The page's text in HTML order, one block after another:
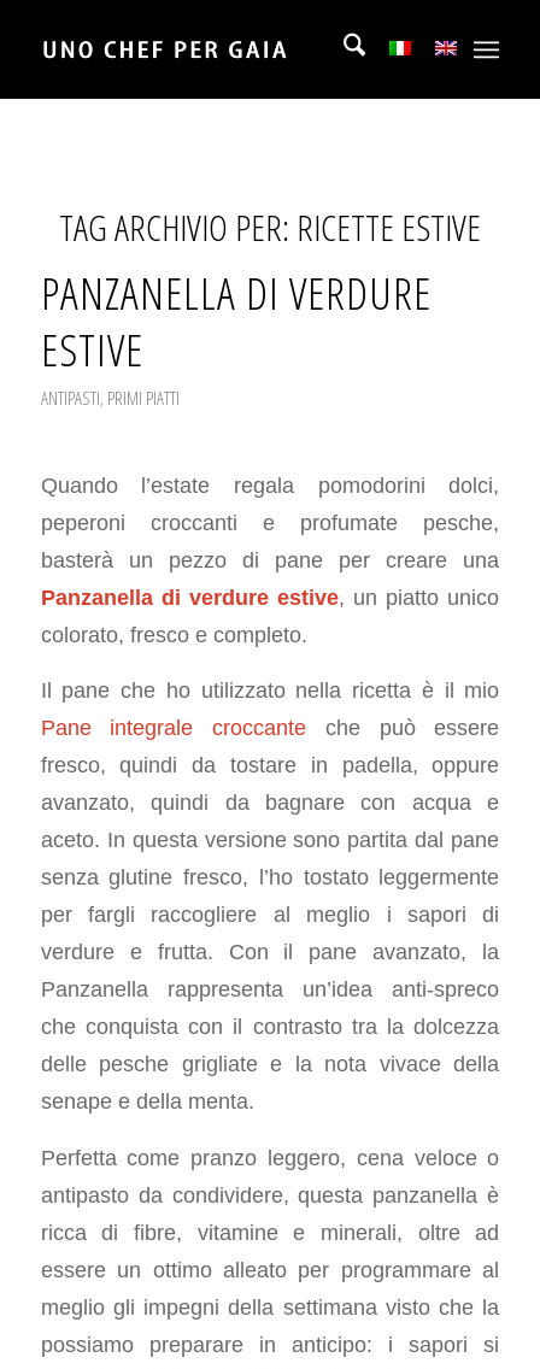
TAG ARCHIVIO PER: RICETTE ESTIVE
PANZANELLA DI VERDURE
ESTIVE
ANTIPASTI, PRIMI PIATTI
Quando l’estate regala pomodorini dolci,
peperoni croccanti e profumate pesche,
basterà un pezzo di pane per creare una
Panzanella di verdure estive, un piatto unico
colorato, fresco e completo.
Il pane che ho utilizzato nella ricetta è il mio
Pane integrale croccante che può essere
fresco, quindi da tostare in padella, oppure
avanzato, quindi da bagnare con acqua e
aceto. In questa versione sono partita dal pane
senza glutine fresco, l’ho tostato leggermente
per fargli raccogliere al meglio i sapori di
verdure e frutta. Con il pane avanzato, la
Panzanella rappresenta un’idea anti-spreco
che conquista con il contrasto tra la dolcezza
delle pesche grigliate e la nota vivace della
senape e della menta.
Perfetta come pranzo leggero, cena veloce o
antipasto da condividere, questa panzanella è
ricca di fibre, vitamine e minerali, oltre ad
essere un ottimo alleato per programmare al
meglio gli impegni della settimana visto che la
possiamo preparare in anticipo: i sapori si